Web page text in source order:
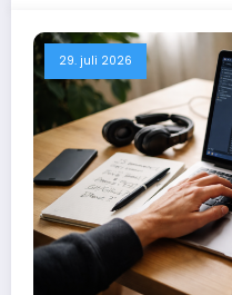
29. juli 2026